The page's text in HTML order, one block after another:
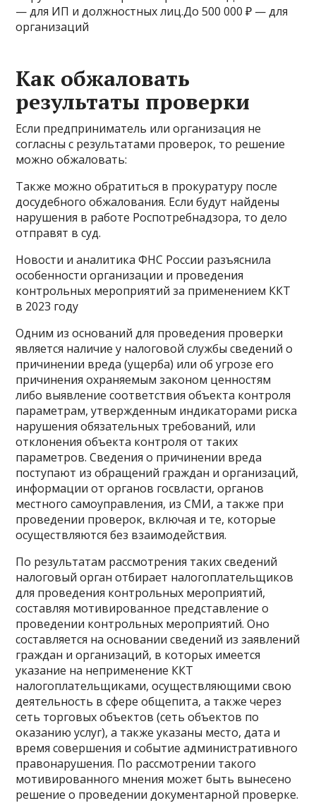
— для ИП и должностных лиц.До 500 000 ₽ — для
организаций
Как обжаловать
результаты проверки
Если предприниматель или организация не
согласны с результатами проверок, то решение
можно обжаловать:
Также можно обратиться в прокуратуру после
досудебного обжалования. Если будут найдены
нарушения в работе Роспотребнадзора, то дело
отправят в суд.
Новости и аналитика ФНС России разъяснила
особенности организации и проведения
контрольных мероприятий за применением ККТ
в 2023 году
Одним из оснований для проведения проверки
является наличие у налоговой службы сведений о
причинении вреда (ущерба) или об угрозе его
причинения охраняемым законом ценностям
либо выявление соответствия объекта контроля
параметрам, утвержденным индикаторами риска
нарушения обязательных требований, или
отклонения объекта контроля от таких
параметров. Сведения о причинении вреда
поступают из обращений граждан и организаций,
информации от органов госвласти, органов
местного самоуправления, из СМИ, а также при
проведении проверок, включая и те, которые
осуществляются без взаимодействия.
По результатам рассмотрения таких сведений
налоговый орган отбирает налогоплательщиков
для проведения контрольных мероприятий,
составляя мотивированное представление о
проведении контрольных мероприятий. Оно
составляется на основании сведений из заявлений
граждан и организаций, в которых имеется
указание на неприменение ККТ
налогоплательщиками, осуществляющими свою
деятельность в сфере общепита, а также через
сеть торговых объектов (сеть объектов по
оказанию услуг), а также указаны место, дата и
время совершения и событие административного
правонарушения. По рассмотрении такого
мотивированного мнения может быть вынесено
решение о проведении документарной проверке.